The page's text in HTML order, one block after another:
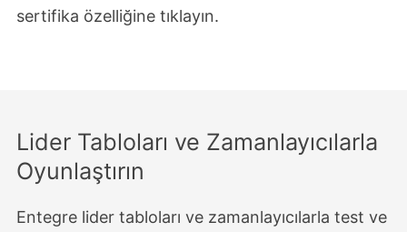
sertifika özelliğine tıklayın.
Lider Tabloları ve Zamanlayıcılarla
Oyunlaştırın
Entegre lider tabloları ve zamanlayıcılarla test ve